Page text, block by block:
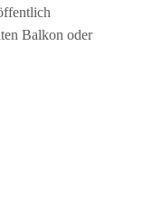
Balkon oder